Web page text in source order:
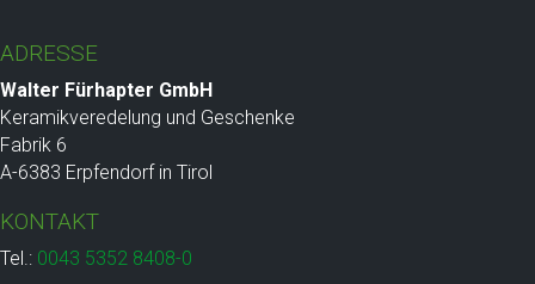
ADRESSE
Walter Fürhapter GmbH
Keramikveredelung und Geschenke
Fabrik 6
A-6383 Erpfendorf in Tirol
KONTAKT
Tel.: 0043 5352 8408-0